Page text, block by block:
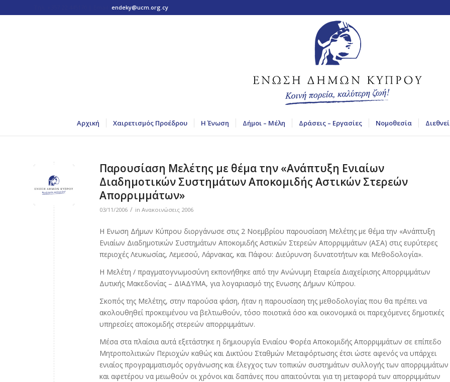
endeky@ucm.org.cy
Αρχική Χαιρετισμός Προέδρου Η Ένωση Δήμοι – Μέλη Δράσεις – Εργασίες Νομοθεσία
Παρουσίαση Μελέτης με θέμα την «Ανάπτυξη Ενιαίων
Διαδημοτικών Συστημάτων Αποκομιδής Αστικών Στερεών
Απορριμμάτων»
03/11/2006 / in Ανακοινώσεις 2006
Η Ενωση Δήμων Κύπρου διοργάνωσε στις 2 Νοεμβρίου παρουσίαση Μελέτης με θέμα την «Ανάπτυξη
Ενιαίων Διαδημοτικών Συστημάτων Αποκομιδής Αστικών Στερεών Απορριμμάτων (ΑΣΑ) στις ευρύτερες
περιοχές Λευκωσίας, Λεμεσού, Λάρνακας, και Πάφου: Διεύρυνση δυνατοτήτων και Μεθοδολογία».
Η Μελέτη / πραγματογνωμοσύνη εκπονήθηκε από την Ανώνυμη Εταιρεία Διαχείρισης Απορριμμάτων
Δυτικής Μακεδονίας – ΔΙΑΔΥΜΑ, για λογαριασμό της Ενωσης Δήμων Κύπρου.
Σκοπός της Μελέτης, στην παρούσα φάση, ήταν η παρουσίαση της μεθοδολογίας που θα πρέπει να
ακολουθηθεί προκειμένου να βελτιωθούν, τόσο ποιοτικά όσο και οικονομικά οι παρεχόμενες δημοτικές
υπηρεσίες αποκομιδής στερεών απορριμμάτων.
Μέσα στα πλαίσια αυτά εξετάστηκε η δημιουργία Ενιαίου Φορέα Αποκομιδής Απορριμμάτων σε επίπεδο
Μητροπολιτικών Περιοχών καθώς και Δικτύου Σταθμών Μεταφόρτωσης έτσι ώστε αφενός να υπάρχει
ενιαίος προγραμματισμός οργάνωσης και έλεγχος των τοπικών συστημάτων συλλογής των απορριμμάτων
και αφετέρου να μειωθούν οι χρόνοι και δαπάνες που απαιτούνται για τη μεταφορά των απορριμμάτων